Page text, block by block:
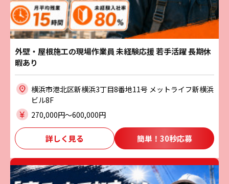
外壁・屋根施工の現場作業員 未経験応援 若手活躍 長期休
暇あり
横浜市港北区新横浜3丁目8番地11号 メットライフ新横浜
ビル8F
270,000円〜600,000円
詳しく見る 簡単！30秒応募